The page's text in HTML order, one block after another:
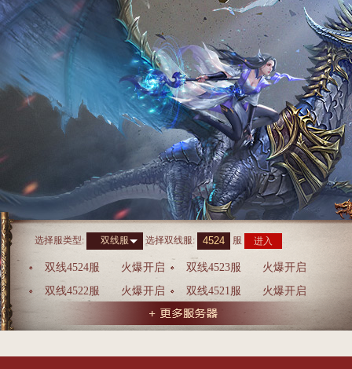
选择服类型: 双线服 选择双线服: 服 进入
双线4524服 火爆开启 双线4523服
火爆开启
双线4522服
火爆开启 双线4521服 火爆开启